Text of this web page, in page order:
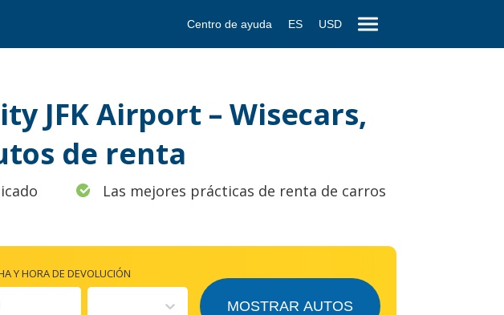
Centro de ayuda ES USD
JFK Airport – Wisecars,
de renta
Las mejores prácticas de renta de carros
Y HORA DE DEVOLUCIÓN
MOSTRAR AUTOS